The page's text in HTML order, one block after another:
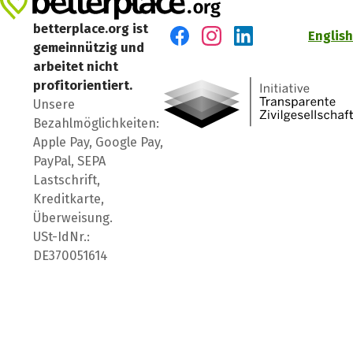
betterplace.org ist
gemeinnützig und
arbeitet nicht
profitorientiert.
Unsere
Bezahlmöglichkeiten:
Apple Pay, Google Pay,
PayPal, SEPA
Lastschrift,
Kreditkarte,
Überweisung.
USt-IdNr.:
DE370051614
English